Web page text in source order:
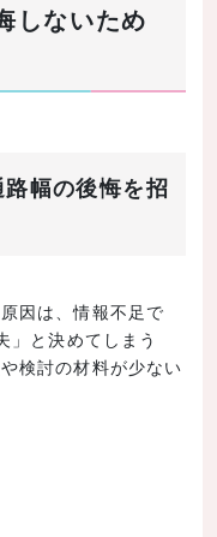
しないため
幅の後悔を招
因は、情報不足で
」と決めてしまう
検討の材料が少ない